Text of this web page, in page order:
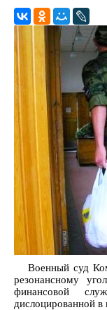
Военный суд
резонансному
финансовой
дислоцированной